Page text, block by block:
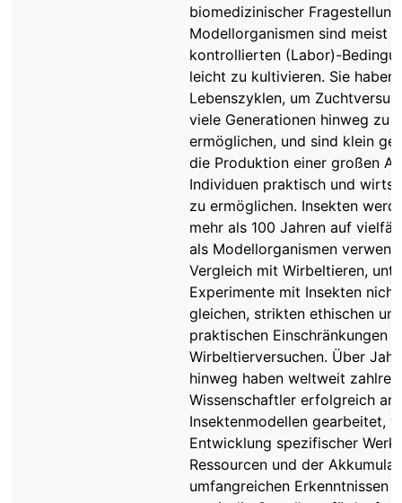
biomedizinischer
Modellorganismen sind meist
kontrollierten (Labor)-
leicht zu kultivieren. Sie
Lebenszyklen, um
viele Generationen hinweg zu
ermöglichen, und sind klein
die Produktion einer großen
Individuen praktisch und
zu ermöglichen. Insekten
mehr als 100 Jahren auf
als Modellorganismen
Vergleich mit Wirbeltieren,
Experimente mit Insekten
gleichen, strikten ethischen
praktischen Einschränkungen
Wirbeltierversuchen. Über
hinweg haben weltweit
Wissenschaftler erfolgreich an
Insektenmodellen gearbeitet,
Entwicklung spezifischer
Ressourcen und der
umfangreichen Erkenntnissen